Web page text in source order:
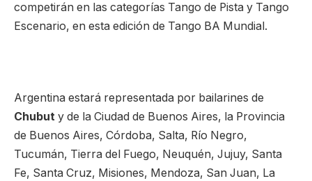
competirán en las categorías Tango de Pista y Tango
Escenario, en esta edición de Tango BA Mundial.
Argentina estará representada por bailarines de
Chubut y de la Ciudad de Buenos Aires, la Provincia
de Buenos Aires, Córdoba, Salta, Río Negro,
Tucumán, Tierra del Fuego, Neuquén, Jujuy, Santa
Fe, Santa Cruz, Misiones, Mendoza, San Juan, La